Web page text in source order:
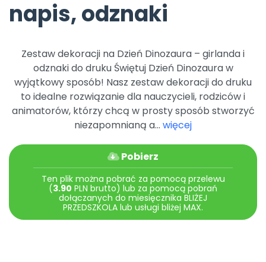
Archiwalne numery
Promocje
napis, odznaki
Zestaw dekoracji na Dzień Dinozaura – girlanda i
odznaki do druku Świętuj Dzień Dinozaura w
wyjątkowy sposób! Nasz zestaw dekoracji do druku
to idealne rozwiązanie dla nauczycieli, rodziców i
animatorów, którzy chcą w prosty sposób stworzyć
niezapomnianą a... więcej
Pobierz
Ten plik można pobrać za pomocą przelewu
(3.90 PLN brutto) lub za pomocą pobrań
dołączanych do miesięcznika BLIŻEJ
PRZEDSZKOLA lub usługi bliżej MAX.